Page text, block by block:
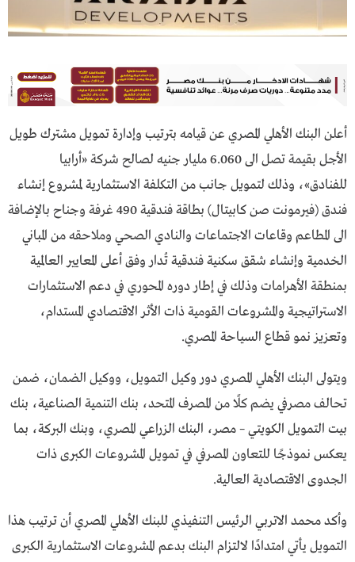
أعلن البنك الأهلي المصري عن قيامه بترتيب وإدارة تمويل مشترك طويل
الأجل بقيمة تصل الى 6.060 مليار جنيه لصالح شركة «أرابيا
للفنادق»، وذلك لتمويل جانب من التكلفة الاستثمارية لمشروع إنشاء
فندق (فيرمونت صن كابيتال) بطاقة فندقية 490 غرفة وجناح بالإضافة
الى المطاعم وقاعات الاجتماعات والنادي الصحي وملاحقه من المباني
الخدمية وإنشاء شقق سكنية فندقية تُدار وفق أعلى المعايير العالمية
بمنطقة الأهرامات وذلك في إطار دوره المحوري في دعم الاستثمارات
الاستراتيجية والمشروعات القومية ذات الأثر الاقتصادي المستدام،
وتعزيز نمو قطاع السياحة المصري.
ويتولى البنك الأهلي المصري دور وكيل التمويل، ووكيل الضمان، ضمن
تحالف مصرفي يضم كلًا من المصرف المتحد، بنك التنمية الصناعية، بنك
بيت التمويل الكويتي – مصر، البنك الزراعي المصري، وبنك البركة، بما
يعكس نموذجًا للتعاون المصرفي في تمويل المشروعات الكبرى ذات
الجدوى الاقتصادية العالية.
وأكد محمد الاتربي الرئيس التنفيذي للبنك الأهلي المصري أن ترتيب هذا
التمويل يأتي امتدادًا لالتزام البنك بدعم المشروعات الاستثمارية الكبرى